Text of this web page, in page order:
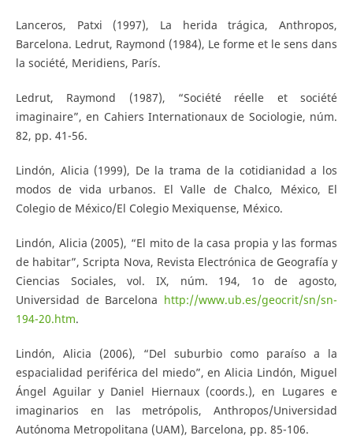
Lanceros, Patxi (1997), La herida trágica, Anthropos,
Barcelona. Ledrut, Raymond (1984), Le forme et le sens dans
la société, Meridiens, París.
Ledrut, Raymond (1987), “Société réelle et société
imaginaire”, en Cahiers Internationaux de Sociologie, núm.
82, pp. 41-56.
Lindón, Alicia (1999), De la trama de la cotidianidad a los
modos de vida urbanos. El Valle de Chalco, México, El
Colegio de México/El Colegio Mexiquense, México.
Lindón, Alicia (2005), “El mito de la casa propia y las formas
de habitar”, Scripta Nova, Revista Electrónica de Geografía y
Ciencias Sociales, vol. IX, núm. 194, 1o de agosto,
Universidad de Barcelona http://www.ub.es/geocrit/sn/sn-
194-20.htm.
Lindón, Alicia (2006), “Del suburbio como paraíso a la
espacialidad periférica del miedo”, en Alicia Lindón, Miguel
Ángel Aguilar y Daniel Hiernaux (coords.), en Lugares e
imaginarios en las metrópolis, Anthropos/Universidad
Autónoma Metropolitana (UAM), Barcelona, pp. 85-106.